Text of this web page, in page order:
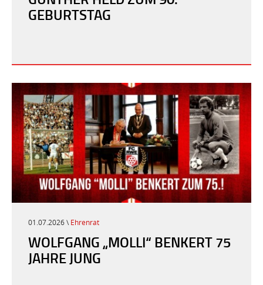
GEBURTSTAG
01.07.2026 \ Ehrenrat
WOLFGANG „MOLLI“ BENKERT 75
JAHRE JUNG